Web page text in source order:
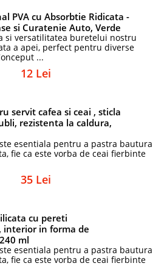
PVA cu Absorbtie Ridicata -
si Curatenie Auto, Verde
si versatilitatea buretelui nostru
a apei, perfect pentru diverse
...
12 Lei
servit cafea si ceai , sticla
rezistenta la caldura,
esentiala pentru a pastra bautura
fie ca este vorba de ceai fierbinte
35 Lei
cu pereti
in forma de
ml
esentiala pentru a pastra bautura
fie ca este vorba de ceai fierbinte